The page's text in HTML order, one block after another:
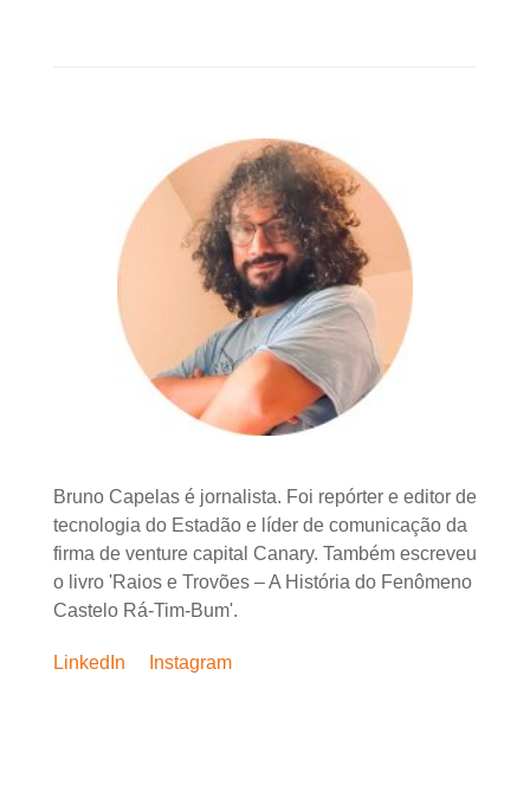
Bruno Capelas é jornalista. Foi repórter e editor de
tecnologia do Estadão e líder de comunicação da
firma de venture capital Canary. Também escreveu
o livro 'Raios e Trovões – A História do Fenômeno
Castelo Rá-Tim-Bum'.
LinkedIn Instagram